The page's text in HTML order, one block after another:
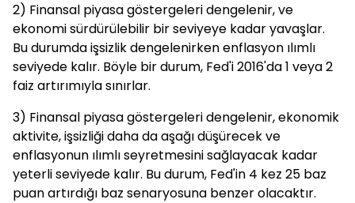
2) Finansal piyasa göstergeleri dengelenir, ve
ekonomi sürdürülebilir bir seviyeye kadar yavaşlar.
Bu durumda işsizlik dengelenirken enflasyon ılımlı
seviyede kalır. Böyle bir durum, Fed'i 2016'da 1 veya 2
faiz artırımıyla sınırlar.
3) Finansal piyasa göstergeleri dengelenir, ekonomik
aktivite, işsizliği daha da aşağı düşürecek ve
enflasyonun ılımlı seyretmesini sağlayacak kadar
yeterli seviyede kalır. Bu durum, Fed'in 4 kez 25 baz
puan artırdığı baz senaryosuna benzer olacaktır.